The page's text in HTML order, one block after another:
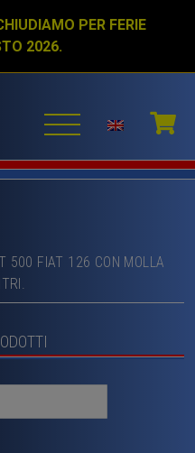
PER FERIE
2026.
500 FIAT 126 CON MOLLA